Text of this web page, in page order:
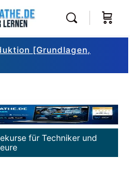
[Grundlagen,
für Techniker und